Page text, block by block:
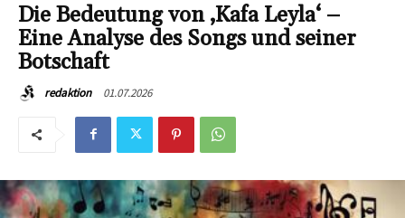
Die Bedeutung von ‚Kafa Leyla‘ –
Eine Analyse des Songs und seiner
Botschaft
redaktion 01.07.2026